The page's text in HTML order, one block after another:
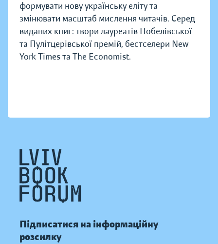
формувати нову українську еліту та
змінювати масштаб мислення читачів. Серед
виданих книг: твори лауреатів Нобелівської
та Пулітцерівської премій, бестселери New
York Times та The Economist.
Підписатися на інформаційну
розсилку